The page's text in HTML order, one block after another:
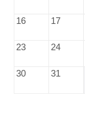
16 17
23 24
30 31